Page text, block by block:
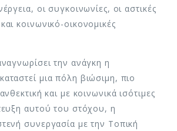
οι συγκοινωνίες, οι αστικές
κοινωνικό-οικονομικές
την ανάγκη η
μια πόλη βιώσιμη, πιο
και με κοινωνικά ισότιμες
αυτού του στόχου, η
συνεργασία με την Τοπική